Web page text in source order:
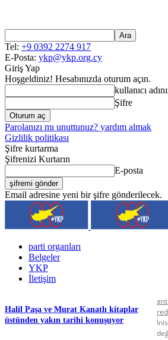
Tel: +9 0392 2274 917
E-Posta: ykp@ykp.org.cy
Giriş Yap
Hoşgeldiniz! Hesabınızda oturum açın.
kullanıcı
Şifre
Parolanızı mı unuttunuz? yardım almak
Gizlilik politikası
Şifre kurtarma
Şifrenizi Kurtarın
E-posta
Email adresine yeni bir şifre gönderilecek.
parti organları
Belgeler
YKP
İletişim
Halil Paşa ve Murat Kanatlı kitaplar
üstünden yakın tarihi konuşuyor
red